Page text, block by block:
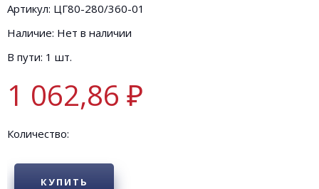
Артикул: ЦГ80-280/360-01
Наличие: Нет в наличии
В пути: 1 шт.
1 062,86 ₽
Количество:
КУПИТЬ